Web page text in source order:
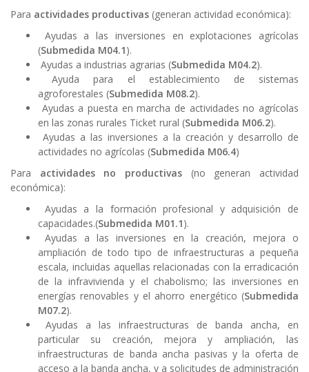
Para actividades productivas (generan actividad económica):
Ayudas a las inversiones en explotaciones agrícolas
(Submedida M04.1).
Ayudas a industrias agrarias (Submedida M04.2).
Ayuda para el establecimiento de sistemas
agroforestales (Submedida M08.2).
Ayudas a puesta en marcha de actividades no agrícolas
en las zonas rurales Ticket rural (Submedida M06.2).
Ayudas a las inversiones a la creación y desarrollo de
actividades no agrícolas (Submedida M06.4)
Para actividades no productivas (no generan actividad
económica):
Ayudas a la formación profesional y adquisición de
capacidades.(Submedida M01.1).
Ayudas a las inversiones en la creación, mejora o
ampliación de todo tipo de infraestructuras a pequeña
escala, incluidas aquellas relacionadas con la erradicación
de la infravivienda y el chabolismo; las inversiones en
energías renovables y el ahorro energético (Submedida
M07.2).
Ayudas a las infraestructuras de banda ancha, en
particular su creación, mejora y ampliación, las
infraestructuras de banda ancha pasivas y la oferta de
acceso a la banda ancha, y a solicitudes de administración